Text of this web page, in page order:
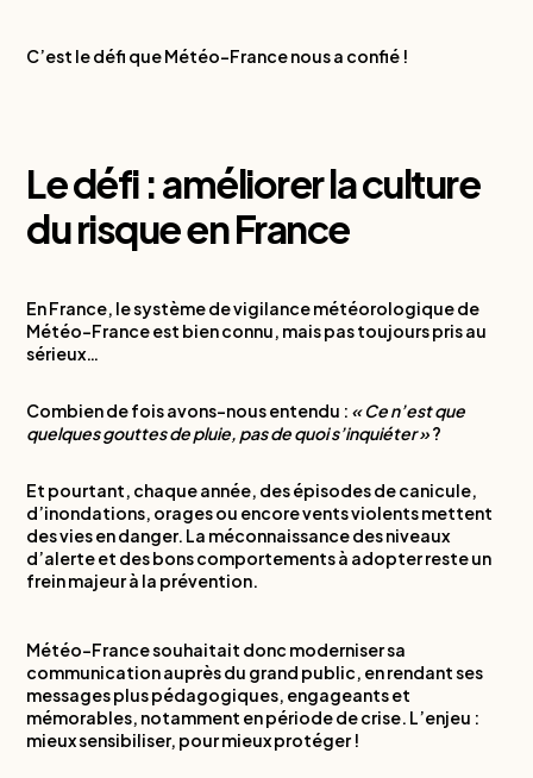
C’est le défi que Météo-France nous a confié !
Le défi : améliorer la culture
du risque en France
En France, le système de vigilance météorologique de
Météo-France est bien connu, mais pas toujours pris au
sérieux…
Combien de fois avons-nous entendu : « Ce n’est que
quelques gouttes de pluie, pas de quoi s’inquiéter »?
Et pourtant, chaque année, des épisodes de canicule,
d’inondations, orages ou encore vents violents mettent
des vies en danger. La méconnaissance des niveaux
d’alerte et des bons comportements à adopter reste un
frein majeur à la prévention.
Météo-France souhaitait donc moderniser sa
communication auprès du grand public, en rendant ses
messages plus pédagogiques, engageants et
mémorables, notamment en période de crise. L’enjeu :
mieux sensibiliser, pour mieux protéger !